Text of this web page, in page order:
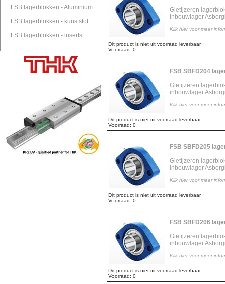
FSB lagerblokken - Aluminium
FSB lagerblokken - kunststof
FSB lagerblokken - inserts
Gietijzeren
inbouwlager
Klik hier voor meer
Dit product is niet uit voorraad leverbaar
Voorraad: 0
FSB SBFD204
Gietijzeren
inbouwlager
Klik hier voor meer
Dit product is niet uit voorraad leverbaar
Voorraad: 0
FSB SBFD205
Gietijzeren
inbouwlager
Klik hier voor meer
Dit product is niet uit voorraad leverbaar
Voorraad: 0
FSB SBFD206
Gietijzeren
inbouwlager
Klik hier voor meer
Dit product is niet uit voorraad leverbaar
Voorraad: 0